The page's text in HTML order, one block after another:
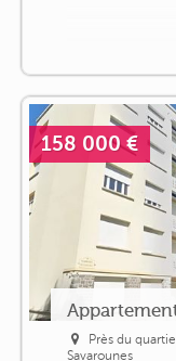
158 000 €
Près du
Savarounes